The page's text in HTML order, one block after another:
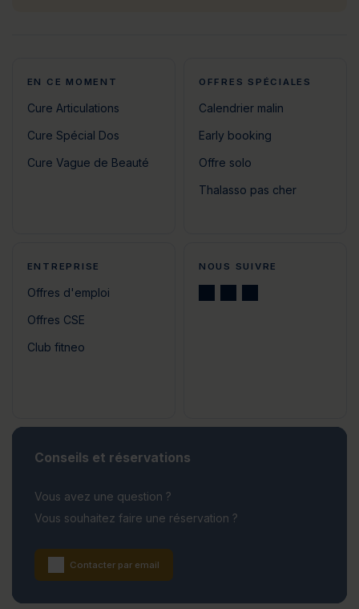
EN CE MOMENT
Cure Articulations
Cure Spécial Dos
Cure Vague de Beauté
OFFRES SPÉCIALES
Calendrier malin
Early booking
Offre solo
Thalasso pas cher
ENTREPRISE
Offres d'emploi
Offres CSE
Club fitneo
NOUS SUIVRE
Conseils et réservations
Vous avez une question ?
Vous souhaitez faire une réservation ?
Contacter par email